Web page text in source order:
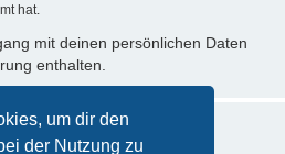
um dir den
der Nutzung zu
hat.
mit deinen persönlichen Daten
enthalten.